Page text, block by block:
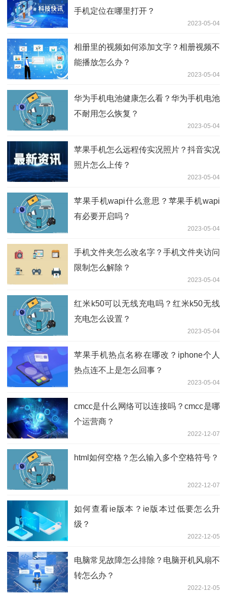
手机定位在哪里打开？
2023-05-04
相册里的视频如何添加文字？相册视频不
能播放怎么办？
2023-05-04
华为手机电池健康怎么看？华为手机电池
不耐用怎么恢复？
2023-05-04
苹果手机怎么远程传实况照片？抖音实况
照片怎么上传？
2023-05-04
苹果手机wapi什么意思？苹果手机wapi
有必要开启吗？
2023-05-04
手机文件夹怎么改名字？手机文件夹访问
限制怎么解除？
2023-05-04
红米k50可以无线充电吗？红米k50无线
充电怎么设置？
2023-05-04
苹果手机热点名称在哪改？iphone个人
热点连不上是怎么回事？
2023-05-04
cmcc是什么网络可以连接吗？cmcc是哪
个运营商？
2022-12-07
html如何空格？怎么输入多个空格符号？
2022-12-07
如何查看ie版本？ie版本过低要怎么升
级？
2022-12-05
电脑常见故障怎么排除？电脑开机风扇不
转怎么办？
2022-12-05